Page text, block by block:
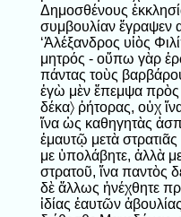
Δημοσθένους
συμβουλίαν ἔγραψεν
‘Ἀλέξανδρος υἱὸς
μητρός - οὔπω γὰρ
πάντας τοὺς
ἐγὼ μὲν ἔπεμψα πρὸς
δέκα〉 ῥήτορας, οὐχ
ἵνα ὡς καθηγητὰς
ἐμαυτῷ μετὰ
με ὑπολάβητε, ἀλλὰ
στρατοῦ, ἵνα παντὸς
δὲ ἄλλως ἠνέχθητε
ἰδίας ἑαυτῶν